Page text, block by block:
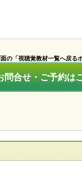
「視聴覚教材一覧へ戻る
・ご予約はこ